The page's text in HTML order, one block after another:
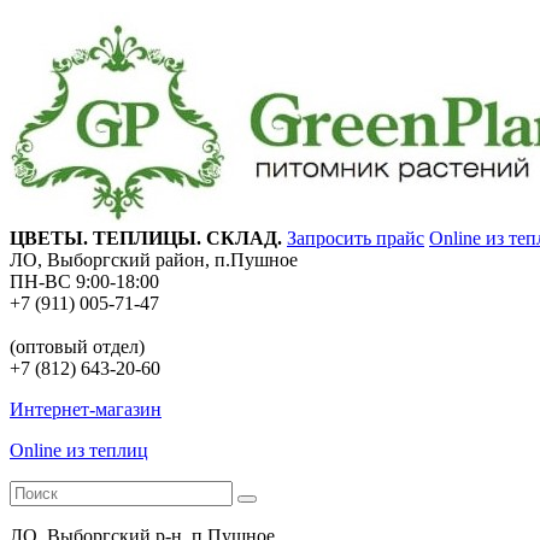
ЦВЕТЫ. ТЕПЛИЦЫ. СКЛАД. Запросить прайс Online из
ЛО, Выборгский район, п.Пушное
ПН-ВС 9:00-18:00
+7 (911) 005-71-47
(оптовый отдел)
+7 (812) 643-20-60
Интернет-магазин
Online из теплиц
ЛО, Выборгский р-н, п.Пушное